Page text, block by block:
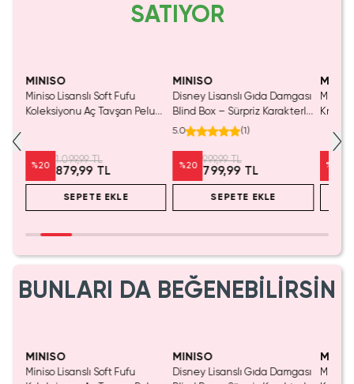
SATIYOR
MINISO
Miniso Lisanslı Soft Fufu
Koleksiyonu Aç Tavşan Peluş
%20
1.099,99 TL
879,99 TL
SEPETE EKLE
MINISO
Disney Lisanslı Gıda Damgası
Blind Box – Sürpriz Karakterli
Eğlenceli Sunum
5.0 (1)
%20
999,99 TL
799,99 TL
SEPETE EKLE
Miniso
Kristal
%
BUNLARI DA BEĞENEBİLİRSİN
MINISO
Miniso Lisanslı Soft Fufu
MINISO
Disney Lisanslı Gıda Damgası
Miniso